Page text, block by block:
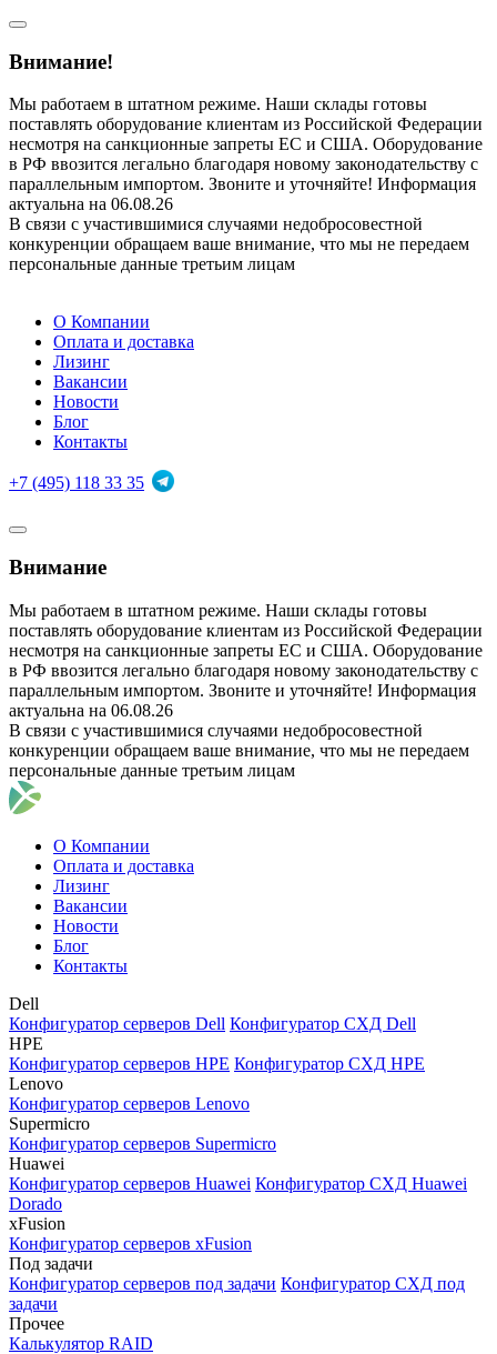
Внимание!
Мы работаем в штатном режиме. Наши склады готовы
поставлять оборудование клиентам из Российской Федерации
несмотря на санкционные запреты ЕС и США. Оборудование
в РФ ввозится легально благодаря новому законодательству с
параллельным импортом. Звоните и уточняйте! Информация
актуальна на 06.08.26
В связи с участившимися случаями недобросовестной
конкуренции обращаем ваше внимание, что мы не передаем
персональные данные третьим лицам
О Компании
Оплата и доставка
Лизинг
Вакансии
Новости
Блог
Контакты
+7 (495) 118 33 35
Внимание
Мы работаем в штатном режиме. Наши склады готовы
поставлять оборудование клиентам из Российской Федерации
несмотря на санкционные запреты ЕС и США. Оборудование
в РФ ввозится легально благодаря новому законодательству с
параллельным импортом. Звоните и уточняйте! Информация
актуальна на 06.08.26
В связи с участившимися случаями недобросовестной
конкуренции обращаем ваше внимание, что мы не передаем
персональные данные третьим лицам
О Компании
Оплата и доставка
Лизинг
Вакансии
Новости
Блог
Контакты
Dell
Конфигуратор серверов Dell Конфигуратор СХД Dell
HPE
Конфигуратор серверов HPE Конфигуратор СХД HPE
Lenovo
Конфигуратор серверов Lenovo
Supermicro
Конфигуратор серверов Supermicro
Huawei
Конфигуратор серверов Huawei Конфигуратор СХД Huawei
Dorado
xFusion
Конфигуратор серверов xFusion
Под задачи
Конфигуратор серверов под задачи Конфигуратор СХД под
задачи
Прочее
Калькулятор RAID